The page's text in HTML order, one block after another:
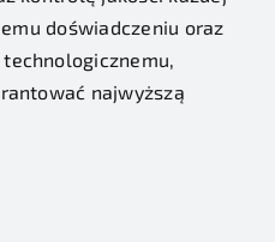
doświadczeniu oraz
najwyższą